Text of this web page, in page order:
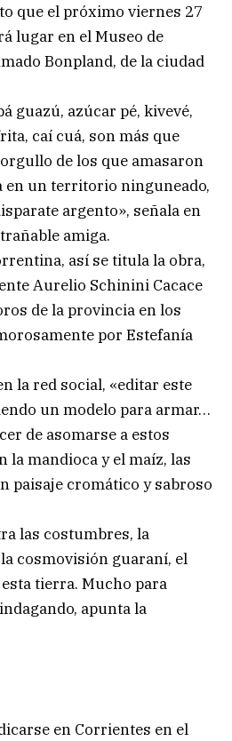
que el próximo viernes 27
lugar en el Museo de
Bonpland, de la ciudad
guazú, azúcar pé, kivevé,
caí cuá, son más que
de los que amasaron
un territorio ninguneado,
argento», señala en
amiga.
así se titula la obra,
Aurelio Schinini Cacace
de la provincia en los
por Estefanía
la red social, «editar este
un modelo para armar…
de asomarse a estos
la mandioca y el maíz, las
paisaje cromático y sabroso
las costumbres, la
cosmovisión guaraní, el
tierra. Mucho para
apunta la
en Corrientes en el